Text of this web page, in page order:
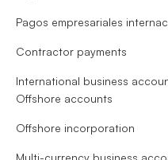
Pagos empresariales
Contractor payments
International business
Offshore accounts
Offshore incorporation
Multi-currency business